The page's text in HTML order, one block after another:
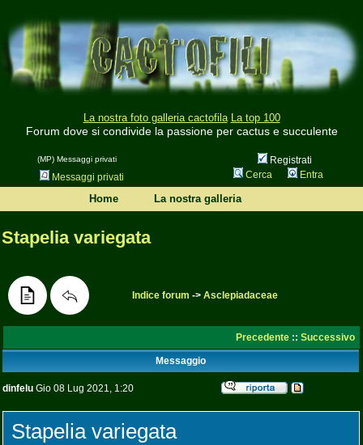
La nostra foto galleria cactofila La top 100
Forum dove si condivide la passione per cactus e succulente
(MP) Messaggi privati
Registrati
Messaggi privati
Cerca Entra
Home La nostra galleria
Stapelia variegata
Indice forum -> Asclepiadaceae
Precedente :: Successivo
Messaggio
dinfelu Gio 08 Lug 2021, 1:20
Stapelia variegata